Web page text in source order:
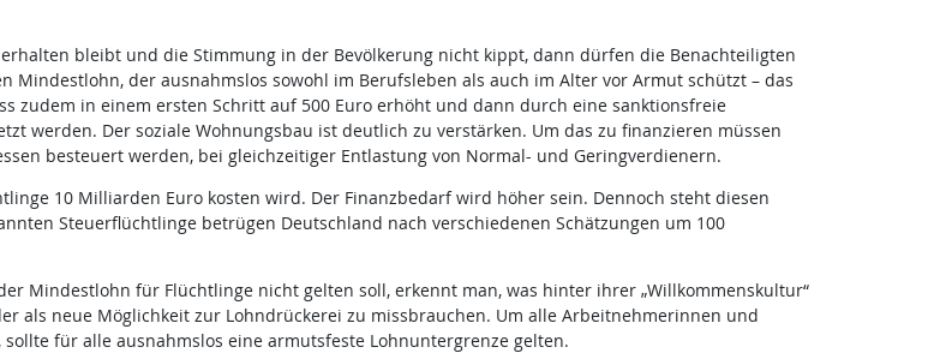
bleibt und die Stimmung in der Bevölkerung nicht kippt, dann dürfen die Benachteiligten
der ausnahmslos sowohl im Berufsleben als auch im Alter vor Armut schützt – das
zudem in einem ersten Schritt auf 500 Euro erhöht und dann durch eine sanktionsfreie
werden. Der soziale Wohnungsbau ist deutlich zu verstärken. Um das zu finanzieren müssen
besteuert werden, bei gleichzeitiger Entlastung von Normal- und Geringverdienern.
10 Milliarden Euro kosten wird. Der Finanzbedarf wird höher sein. Dennoch steht diesen
Steuerflüchtlinge betrügen Deutschland nach verschiedenen Schätzungen um 100
Mindestlohn für Flüchtlinge nicht gelten soll, erkennt man, was hinter ihrer „Willkommenskultur“
als neue Möglichkeit zur Lohndrückerei zu missbrauchen. Um alle Arbeitnehmerinnen und
für alle ausnahmslos eine armutsfeste Lohnuntergrenze gelten.